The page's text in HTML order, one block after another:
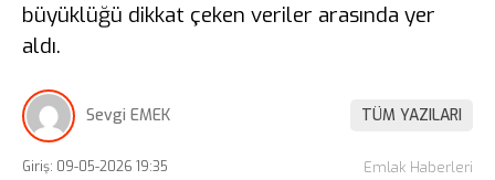
büyüklüğü dikkat çeken veriler arasında yer
aldı.
Sevgi EMEK TÜM YAZILARI
Giriş: 09-05-2026 19:35 Emlak Haberleri